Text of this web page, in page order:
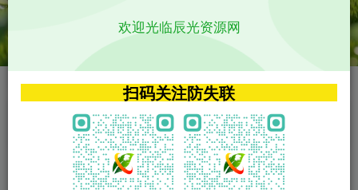
VIP特权介绍 APP源码
VIP特权介绍
火
VIP特权介绍
影视源码
影视源码
欢迎光临辰光资源网
扫码关注防失联